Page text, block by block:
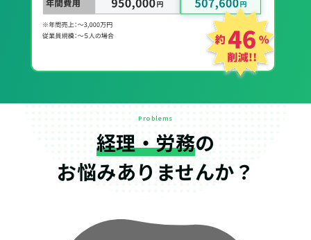
Problems
経理・労務の
お悩みありませんか？